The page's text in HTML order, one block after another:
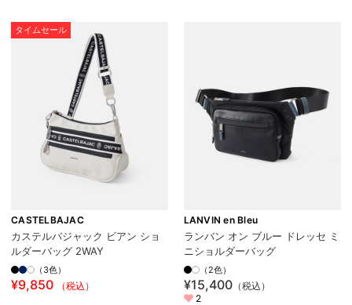
タイムセール
CASTELBAJAC
カステルバジャック ビアン ショ
ルダーバッグ 2WAY
（3色）
¥9,850 （税込）
LANVIN en Bleu
ランバン オン ブルー ドレッセ ミ
ニショルダーバッグ
（2色）
¥15,400（税込）
2